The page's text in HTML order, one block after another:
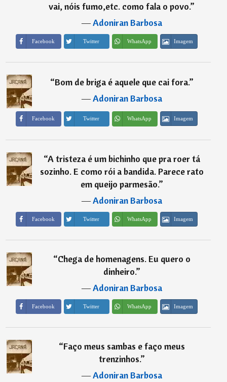
vai, nóis fumo,etc. como fala o povo.”
―Adoniran Barbosa
Facebook Twitter WhatsApp Imagem
“Bom de briga é aquele que cai fora.”
―Adoniran Barbosa
Facebook Twitter WhatsApp Imagem
“A tristeza é um bichinho que pra roer tá
sozinho. E como rói a bandida. Parece rato
em queijo parmesão.”
―Adoniran Barbosa
Facebook Twitter WhatsApp Imagem
“Chega de homenagens. Eu quero o
dinheiro.”
―Adoniran Barbosa
Facebook Twitter WhatsApp Imagem
“Faço meus sambas e faço meus
trenzinhos.”
―Adoniran Barbosa